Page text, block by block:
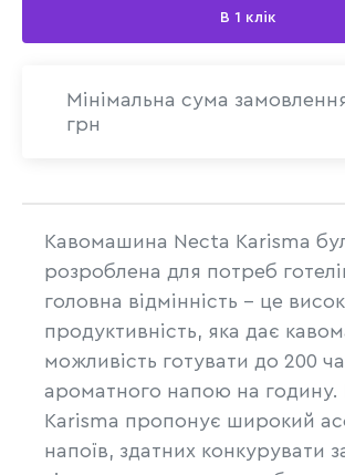
В 1 клік
Мінімальна сума
грн
Кавомашина Necta Karisma
розроблена для потреб
головна відмінність - це
продуктивність, яка дає
можливість готувати до 200
ароматного напою на годину.
Karisma пропонує широкий
напоїв, здатних конкурувати